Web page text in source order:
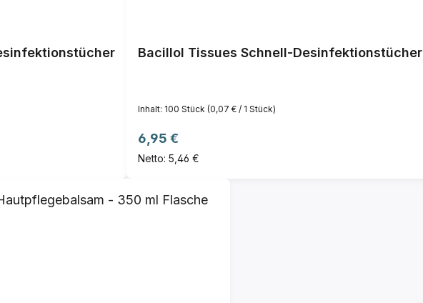
Bacillol Tissues Schnell-Desinfektionstücher
Inhalt: 100 Stück (0,07 € / 1 Stück)
Regulärer Preis:
6,95 €
Netto: 5,46 €